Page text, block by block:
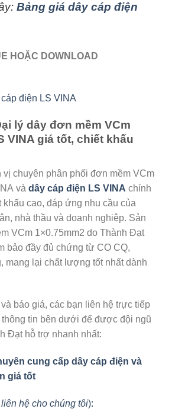
Bảng giá dây cáp điện
HOẶC DOWNLOAD
điện LS VINA
lý dây đơn mềm VCm
VINA giá tốt, chiết khấu
vị chuyên phân phối đơn mềm VCm
và dây cáp điện LS VINA chính
khấu cao, đáp ứng nhu cầu của
nhà thầu và doanh nghiệp. Sản
VCm 1×0.75mm2 do Thành Đạt
bảo đầy đủ chứng từ CO CQ,
mang lại chất lượng tốt nhất dành
báo giá, các bạn liên hệ trực tiếp
thông tin bên dưới để được đội ngũ
Đạt hỗ trợ nhanh nhất:
cung cấp dây cáp điện và
giá tốt
hệ cho chúng tôi):